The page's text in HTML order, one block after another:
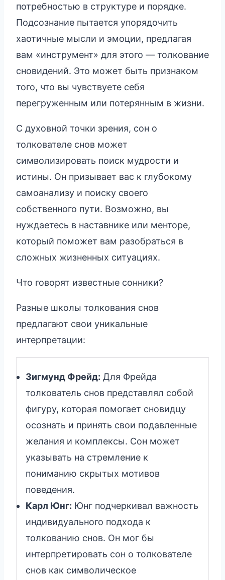
потребностью в структуре и порядке.
Подсознание пытается упорядочить
хаотичные мысли и эмоции, предлагая
вам «инструмент» для этого — толкование
сновидений. Это может быть признаком
того, что вы чувствуете себя
перегруженным или потерянным в жизни.
С духовной точки зрения, сон о
толкователе снов может
символизировать поиск мудрости и
истины. Он призывает вас к глубокому
самоанализу и поиску своего
собственного пути. Возможно, вы
нуждаетесь в наставнике или менторе,
который поможет вам разобраться в
сложных жизненных ситуациях.
Что говорят известные сонники?
Разные школы толкования снов
предлагают свои уникальные
интерпретации:
Зигмунд Фрейд: Для Фрейда
толкователь снов представлял собой
фигуру, которая помогает сновидцу
осознать и принять свои подавленные
желания и комплексы. Сон может
указывать на стремление к
пониманию скрытых мотивов
поведения.
Карл Юнг: Юнг подчеркивал важность
индивидуального подхода к
толкованию снов. Он мог бы
интерпретировать сон о толкователе
снов как символическое